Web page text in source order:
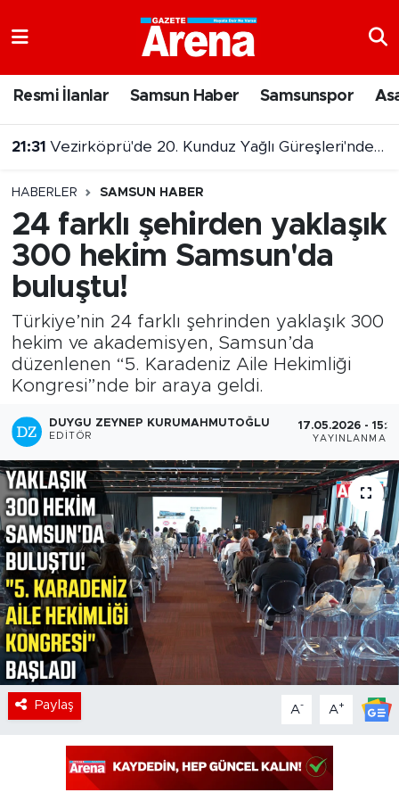
Resmi İlanlar Samsun Haber Samsunspor
20:59 9 Ağustos 2026 Şans Topu Çekiliş sonuçları açıklandı
HABERLER SAMSUN HABER
24 farklı şehirden yaklaşık
300 hekim Samsun'da
buluştu!
Türkiye’nin 24 farklı şehrinden yaklaşık 300
hekim ve akademisyen, Samsun’da
düzenlenen “5. Karadeniz Aile Hekimliği
Kongresi”nde bir araya geldi.
DUYGU ZEYNEP KURUMAHMUTOĞLU
EDITÖR
17.05.2026 -
YAYINLANMA
Paylaş A- A+
Samsun Namaz Vakitleri
Süper Lig Puan Durumu ve Fikstür
Tüm Manşetler
Son Dakika Haberleri
Haber Arşivi